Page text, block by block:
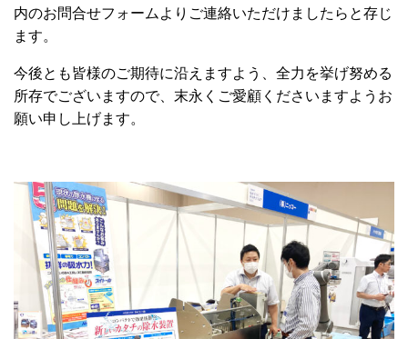
内のお問合せフォームよりご連絡いただけましたらと存じ
ます。
今後とも皆様のご期待に沿えますよう、全力を挙げ努める
所存でございますので、末永くご愛顧くださいますようお
願い申し上げます。